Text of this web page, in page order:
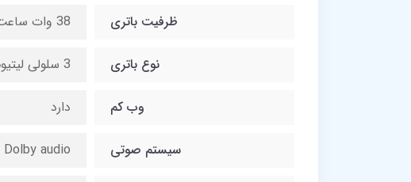
ظرفیت باتری 38 وات ساعت
نوع باتری 3 سلولی لیتیوم یونی
وب کم دارد
سیستم صوتی Dolby audio